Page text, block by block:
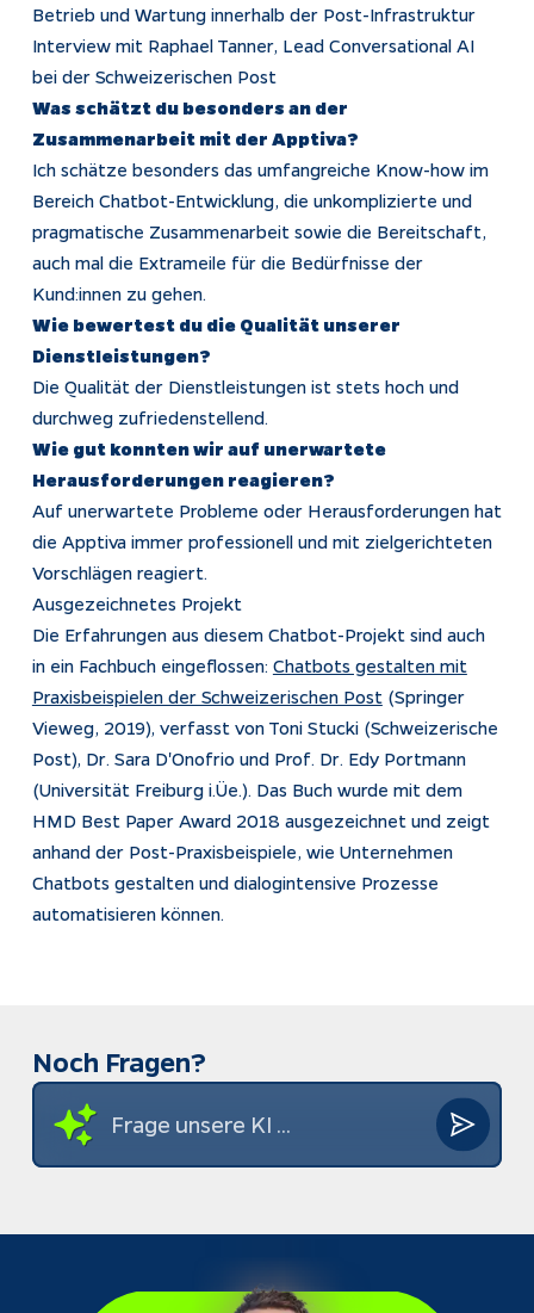
Betrieb und Wartung innerhalb der Post-Infrastruktur
Interview mit Raphael Tanner, Lead Conversational AI
bei der Schweizerischen Post
Was schätzt du besonders an der
Zusammenarbeit mit der Apptiva?
Ich schätze besonders das umfangreiche Know-how im
Bereich Chatbot-Entwicklung, die unkomplizierte und
pragmatische Zusammenarbeit sowie die Bereitschaft,
auch mal die Extrameile für die Bedürfnisse der
Kund:innen zu gehen.
Wie bewertest du die Qualität unserer
Dienstleistungen?
Die Qualität der Dienstleistungen ist stets hoch und
durchweg zufriedenstellend.
Wie gut konnten wir auf unerwartete
Herausforderungen reagieren?
Auf unerwartete Probleme oder Herausforderungen hat
die Apptiva immer professionell und mit zielgerichteten
Vorschlägen reagiert.
Ausgezeichnetes Projekt
Die Erfahrungen aus diesem Chatbot-Projekt sind auch
in ein Fachbuch eingeflossen: Chatbots gestalten mit
Praxisbeispielen der Schweizerischen Post (Springer
Vieweg, 2019), verfasst von Toni Stucki (Schweizerische
Post), Dr. Sara D'Onofrio und Prof. Dr. Edy Portmann
(Universität Freiburg i.Üe.). Das Buch wurde mit dem
HMD Best Paper Award 2018 ausgezeichnet und zeigt
anhand der Post-Praxisbeispiele, wie Unternehmen
Chatbots gestalten und dialogintensive Prozesse
automatisieren können.
Noch Fragen?